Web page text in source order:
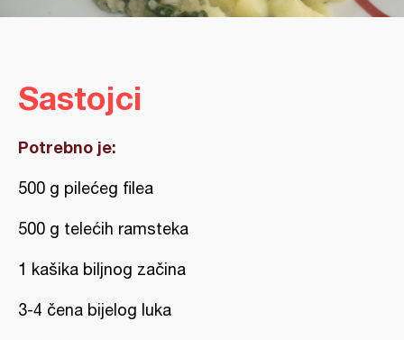
Sastojci
Potrebno je:
500 g pilećeg filea
500 g telećih ramsteka
1 kašika biljnog začina
3-4 čena bijelog luka